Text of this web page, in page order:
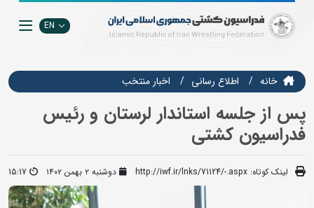
EN
خانه اطلاع رسانی اخبار منتخب
پس از جلسه استاندار لرستان و رئیس
فدراسیون کشتی
لینک کوتاه: http://iwf.ir/lnks/71124/-.aspx دوشنبه ۲ بهمن ۱۴۰۲ 15:17